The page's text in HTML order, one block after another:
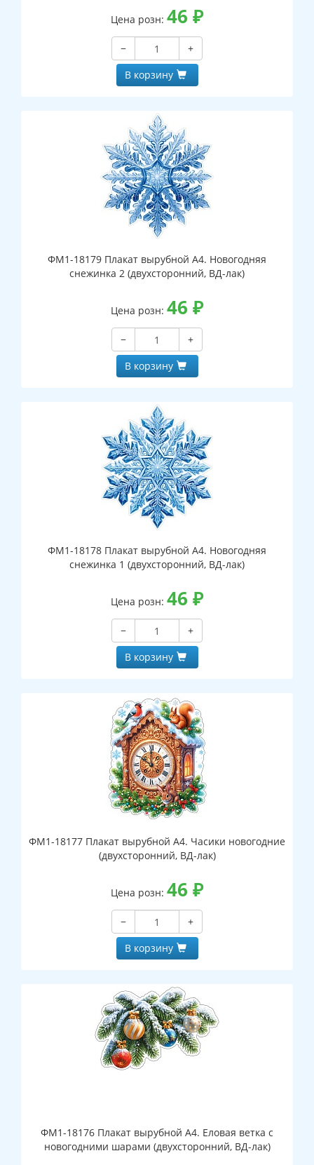
Цена розн: 46 ₽
−
+
В корзину
ФМ1-18179 Плакат вырубной А4. Новогодняя
снежинка 2 (двухсторонний, ВД-лак)
Цена розн: 46 ₽
−
+
В корзину
ФМ1-18178 Плакат вырубной А4. Новогодняя
снежинка 1 (двухсторонний, ВД-лак)
Цена розн: 46 ₽
−
+
В корзину
ФМ1-18177 Плакат вырубной А4. Часики новогодние
(двухсторонний, ВД-лак)
Цена розн: 46 ₽
−
+
В корзину
ФМ1-18176 Плакат вырубной А4. Еловая ветка с
новогодними шарами (двухсторонний, ВД-лак)